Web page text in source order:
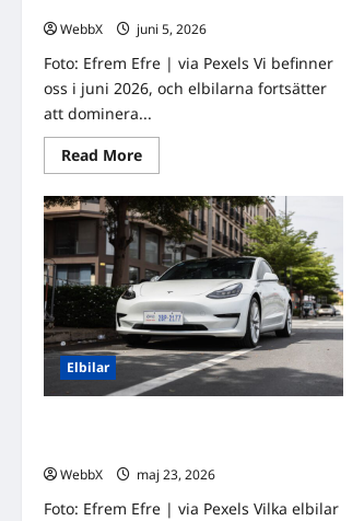
WebbX
juni 5, 2026
Foto: Efrem Efre | via Pexels Vi befinner
oss i juni 2026, och elbilarna fortsätter
att dominera...
Read MoreRead
more
Månadens
bäst
säljande
elbilar
Sverige
–
topp
3
jämförda
Elbilar
WebbX
maj 23, 2026
Foto: Efrem Efre | via Pexels Vilka elbilar